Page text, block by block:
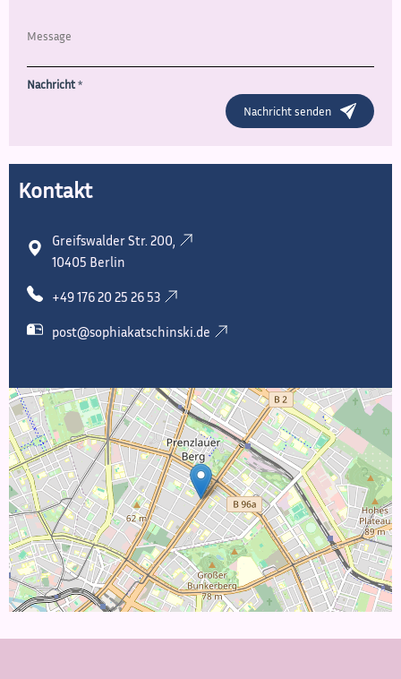
Nachricht*
Nachricht senden
Kontakt
Greifswalder Str. 200,
10405 Berlin
+49 176 20 25 26 53
post@sophiakatschinski.de